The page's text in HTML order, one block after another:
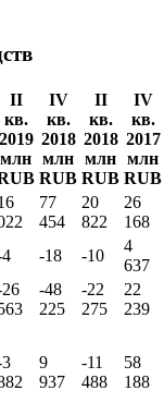
II
кв.
2019
млн
IV
кв.
2018
млн
RUB
II
кв.
2018
млн
RUB
IV
кв.
2017
млн
RUB
77
454
20
822
26
168
-18 -10
4
637
-48
225
-22
275
22
239
9
937
-11
488
58
188